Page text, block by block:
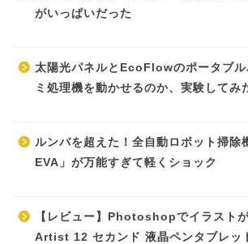
がいっぱいだった
太陽光パネルとEcoFlowのポータブ
ミ処理機を動かせるのか、実験してみ
ルンバを超えた！全自動ロボット掃除
EVA」が万能すぎて軽くショック
【レビュー】Photoshopでイラスト
Artist 12 セカンド 液晶ペンタブレッ